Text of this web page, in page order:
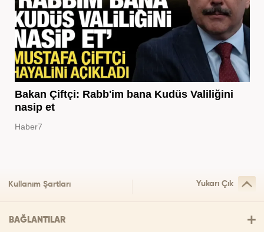
Bakan Çiftçi: Rabb'im bana Kudüs Valiliğini
nasip et
Haber7
Kullanım Şartları Yukarı Çık
BAĞLANTILAR